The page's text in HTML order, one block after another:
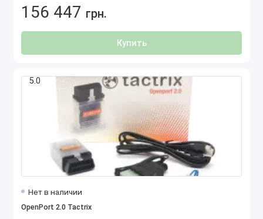
156 447 грн.
Купить
5.0
Нет в наличии
OpenPort 2.0 Tactrix